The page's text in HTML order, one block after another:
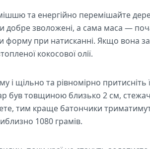
та енергійно перемішайте
зволожені, а сама маса —
при натисканні. Якщо вона
кокосової олії.
і щільно та рівномірно притисніть
був товщиною близько 2 см,
тим краще батончики
1080 грамів.